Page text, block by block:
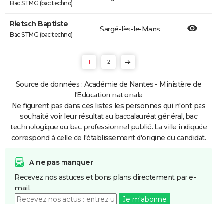
Bac STMG (bac techno)
Rietsch Baptiste
Bac STMG (bac techno)
Sargé-lès-le-Mans
1 2
Source de données : Académie de Nantes - Ministère de
l'Education nationale
Ne figurent pas dans ces listes les personnes qui n'ont pas
souhaité voir leur résultat au baccalauréat général, bac
technologique ou bac professionnel publié. La ville indiquée
correspond à celle de l'établissement d'origine du candidat.
A ne pas manquer
Recevez nos astuces et bons plans directement par e-
mail.
Je m'abonne